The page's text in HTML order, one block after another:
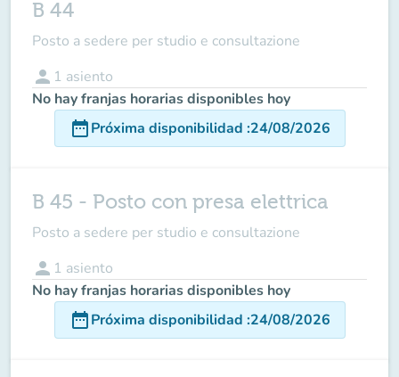
B 44
Posto a sedere per studio e consultazione
person 1 asiento
No hay franjas horarias disponibles hoy
date_rangePróxima disponibilidad :24/08/2026
B 45 - Posto con presa elettrica
Posto a sedere per studio e consultazione
person 1 asiento
No hay franjas horarias disponibles hoy
date_rangePróxima disponibilidad :24/08/2026